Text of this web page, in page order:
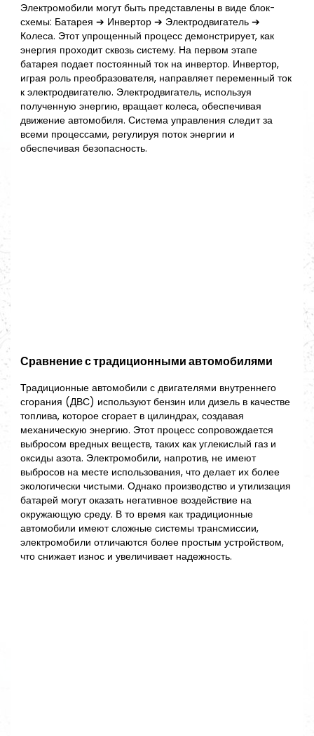
Электромобили могут быть представлены в виде блок-
схемы: Батарея ➔ Инвертор ➔ Электродвигатель ➔
Колеса. Этот упрощенный процесс демонстрирует, как
энергия проходит сквозь систему. На первом этапе
батарея подает постоянный ток на инвертор. Инвертор,
играя роль преобразователя, направляет переменный ток
к электродвигателю. Электродвигатель, используя
полученную энергию, вращает колеса, обеспечивая
движение автомобиля. Система управления следит за
всеми процессами, регулируя поток энергии и
обеспечивая безопасность.
Сравнение с традиционными автомобилями
Традиционные автомобили с двигателями внутреннего
сгорания (ДВС) используют бензин или дизель в качестве
топлива, которое сгорает в цилиндрах, создавая
механическую энергию. Этот процесс сопровождается
выбросом вредных веществ, таких как углекислый газ и
оксиды азота. Электромобили, напротив, не имеют
выбросов на месте использования, что делает их более
экологически чистыми. Однако производство и утилизация
батарей могут оказать негативное воздействие на
окружающую среду. В то время как традиционные
автомобили имеют сложные системы трансмиссии,
электромобили отличаются более простым устройством,
что снижает износ и увеличивает надежность.